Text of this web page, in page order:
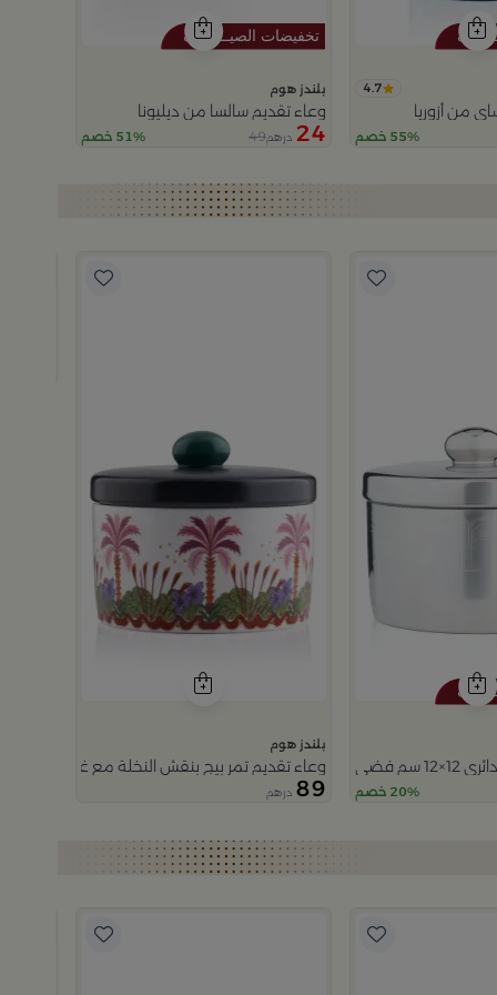
4.7
من أزوريا
55% خصم
بلندز هوم
وعاء تقديم سالسا من ديليونا
24 درهم49 51% خصم
بغطاء من عسيب
20% خصم
بلندز هوم
وعاء تقديم تمر بيج بنقش النخلة مع غطاء من
89 درهم